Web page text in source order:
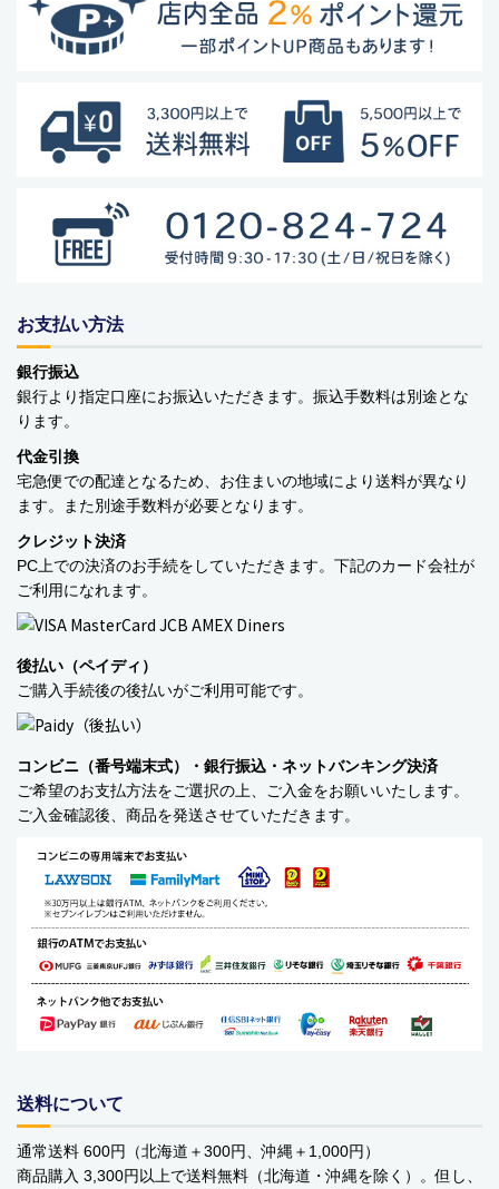
健康・フィットネス
家電
おもちゃ・ホビー
賞味期限間近・訳あり大特価
直輸入品
商品一覧
ブランドから探す
Bellini バッグ(イタリア)
alico バルサミコ酢
TEJAKULA 塩
ムーミン
YOPE
kusuguru Japan
noa family
MARNA マーナ
DULTON ダルトン
nailmatic
橋本クロス
国際貿易 KB
お支払い方法
銀行振込
銀行より指定口座にお振込いただきます。振込手数料は別途とな
ります。
代金引換
宅急便での配達となるため、お住まいの地域により送料が異なり
ます。また別途手数料が必要となります。
クレジット決済
PC上での決済のお手続をしていただきます。下記のカード会社が
ご利用になれます。
後払い（ペイディ）
ご購入手続後の後払いがご利用可能です。
コンビニ（番号端末式）・銀行振込・ネットバンキング決済
ご希望のお支払方法をご選択の上、ご入金をお願いいたします。
ご入金確認後、商品を発送させていただきます。
送料について
通常送料 600円（北海道＋300円、沖縄＋1,000円）
商品購入 3,300円以上で送料無料（北海道・沖縄を除く）。但し、